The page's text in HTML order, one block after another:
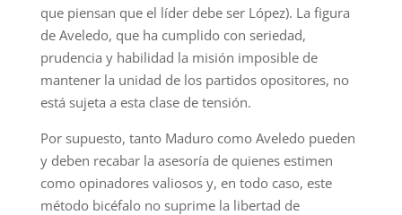
que piensan que el líder debe ser López). La figura
de Aveledo, que ha cumplido con seriedad,
prudencia y habilidad la misión imposible de
mantener la unidad de los partidos opositores, no
está sujeta a esta clase de tensión.
Por supuesto, tanto Maduro como Aveledo pueden
y deben recabar la asesoría de quienes estimen
como opinadores valiosos y, en todo caso, este
método bicéfalo no suprime la libertad de